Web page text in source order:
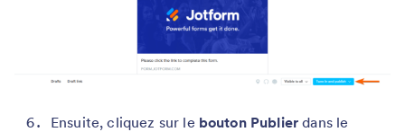
Ensuite, cliquez sur le bouton Publier dans le